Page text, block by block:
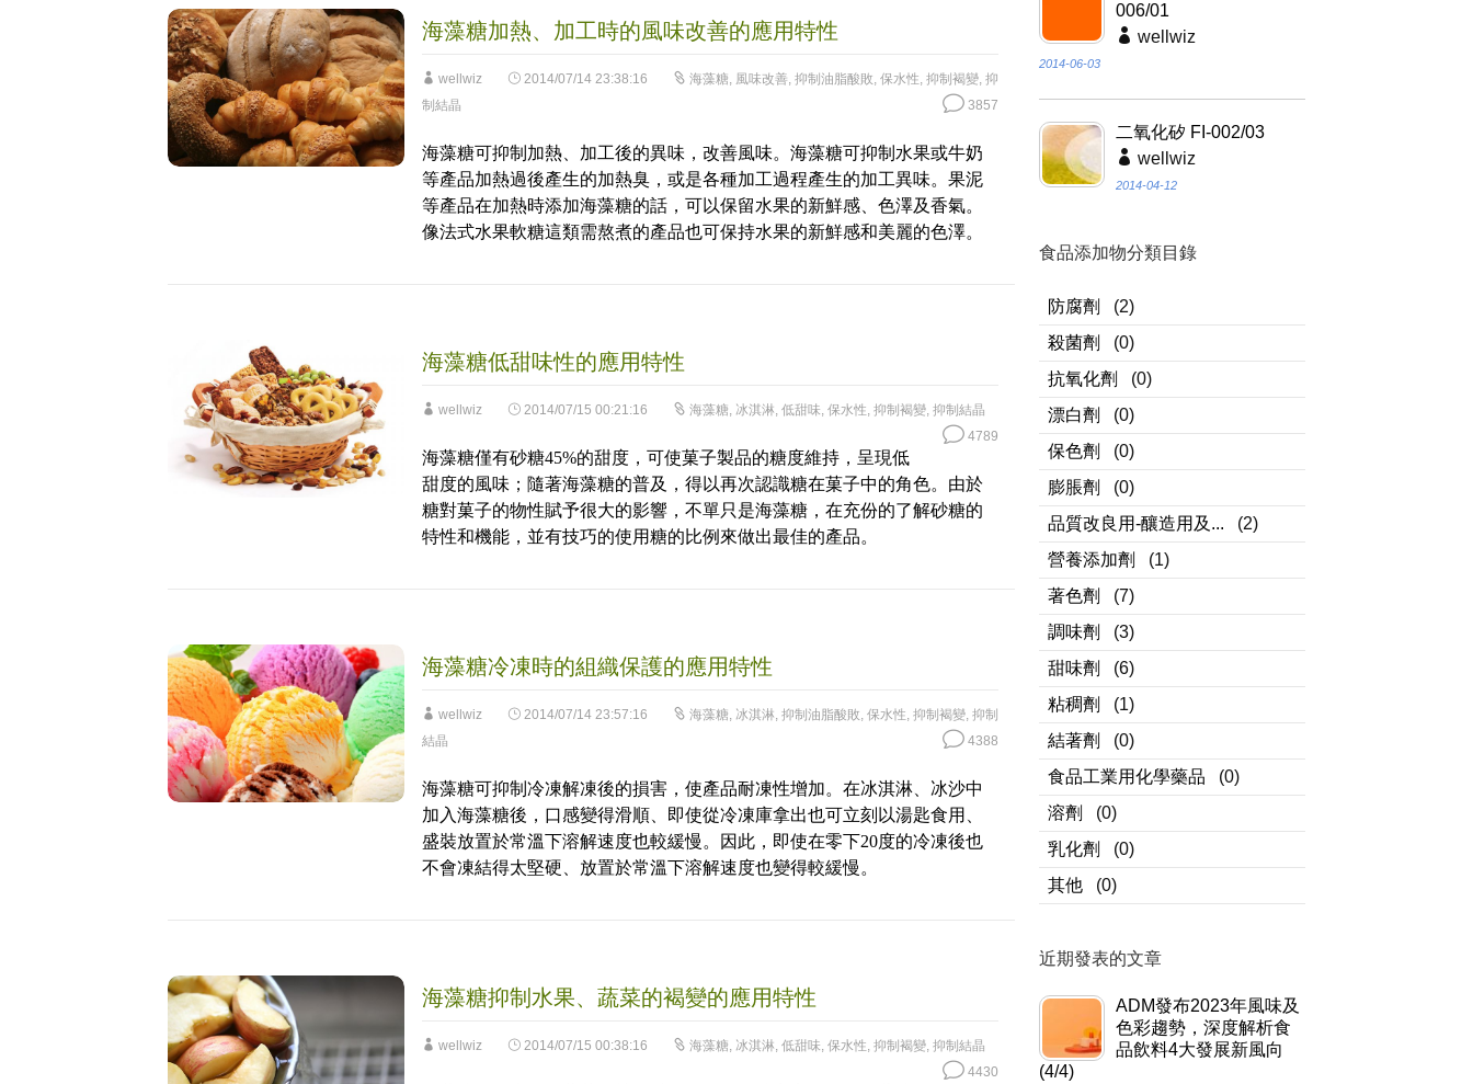
海藻糖加熱、加工時的風味改善的應用特性
wellwiz 2014/07/14 23:38:16 海藻糖, 風味改善, 抑制油脂酸敗, 保水性, 抑制褐變, 抑
制結晶
3857
海藻糖可抑制加熱、加工後的異味，改善風味。海藻糖可抑制水果或牛奶
等產品加熱過後產生的加熱臭，或是各種加工過程產生的加工異味。果泥
等產品在加熱時添加海藻糖的話，可以保留水果的新鮮感、色澤及香氣。
像法式水果軟糖這類需熬煮的產品也可保持水果的新鮮感和美麗的色澤。
海藻糖低甜味性的應用特性
wellwiz 2014/07/15 00:21:16 海藻糖, 冰淇淋, 低甜味, 保水性, 抑制褐變, 抑制結晶
4789
海藻糖僅有砂糖45%的甜度，可使菓子製品的糖度維持，呈現低
甜度的風味；隨著海藻糖的普及，得以再次認識糖在菓子中的角色。由於
糖對菓子的物性賦予很大的影響，不單只是海藻糖，在充份的了解砂糖的
特性和機能，並有技巧的使用糖的比例來做出最佳的產品。
海藻糖冷凍時的組織保護的應用特性
wellwiz 2014/07/14 23:57:16 海藻糖, 冰淇淋, 抑制油脂酸敗, 保水性, 抑制褐變, 抑制
結晶
4388
海藻糖可抑制冷凍解凍後的損害，使產品耐凍性增加。在冰淇淋、冰沙中
加入海藻糖後，口感變得滑順、即使從冷凍庫拿出也可立刻以湯匙食用、
盛裝放置於常溫下溶解速度也較緩慢。因此，即使在零下20度的冷凍後也
不會凍結得太堅硬、放置於常溫下溶解速度也變得較緩慢。
海藻糖抑制水果、蔬菜的褐變的應用特性
wellwiz 2014/07/15 00:38:16 海藻糖, 冰淇淋, 低甜味, 保水性, 抑制褐變, 抑制結晶
4430
006/01
wellwiz
2014-06-03
二氧化矽 FI-002/03
wellwiz
2014-04-12
食品添加物分類目錄
防腐劑
(2)
殺菌劑
(0)
抗氧化劑
(0)
漂白劑
(0)
保色劑
(0)
膨脹劑
(0)
品質改良用-釀造用及...
(2)
營養添加劑
(1)
著色劑
(7)
調味劑
(3)
甜味劑
(6)
粘稠劑
(1)
結著劑
(0)
食品工業用化學藥品
(0)
溶劑
(0)
乳化劑
(0)
其他
(0)
近期發表的文章
ADM發布2023年風味及
色彩趨勢，深度解析食
品飲料4大發展新風向
(4/4)